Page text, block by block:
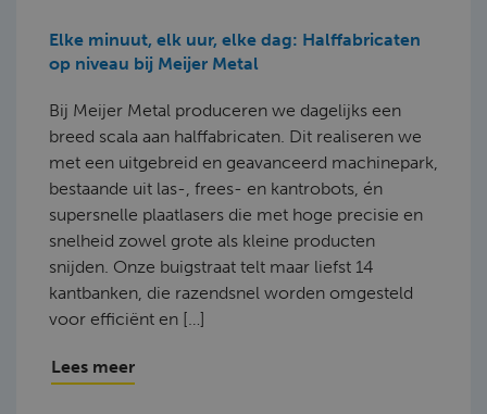
Elke minuut, elk uur, elke dag: Halffabricaten
op niveau bij Meijer Metal
Bij Meijer Metal produceren we dagelijks een
breed scala aan halffabricaten. Dit realiseren we
met een uitgebreid en geavanceerd machinepark,
bestaande uit las-, frees- en kantrobots, én
supersnelle plaatlasers die met hoge precisie en
snelheid zowel grote als kleine producten
snijden. Onze buigstraat telt maar liefst 14
kantbanken, die razendsnel worden omgesteld
voor efficiënt en […]
Lees meer